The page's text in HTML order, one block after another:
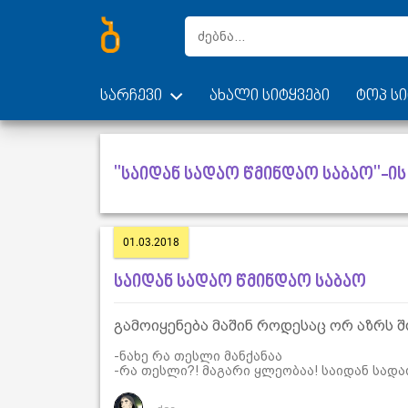
სარჩევი ახალი სიტყვები ტოპ
"საიდან სადაო წმინდაო საბაო"-
01.03.2018
საიდან სადაო წმინდაო საბაო
გამოიყენება მაშინ როდესაც ორ აზრს
-ნახე რა თესლი მანქანაა
-რა თესლი?! მაგარი ყლეობაა! საიდან